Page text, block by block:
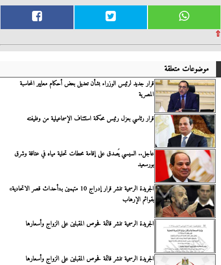
⇧
موضوعات متعلقة
قرار جديد لرئيس الوزراء بشأن تعديل بعض أحكام معايير المحاسبة
المصرية
قرار رئاسي بعزل رئيس محكمة استئناف الإسماعيلية من وظيفته
عاجل.. السيسي يُصدق على إقامة محطات تحلية مياه في عتاقة وشرق
بورسعيد
الجريدة الرسمية تنشر قرار إدراج 10 متهمين بـ«أحداث قصر الاتحادية»
بقوائم الإرهاب
الجريدة الرسمية تنشر قائمة فحوص المقبلين على الزواج وأسعارها
الجريدة الرسمية تنشر قائمة فحوص المقبلين على الزواج وأسعارها